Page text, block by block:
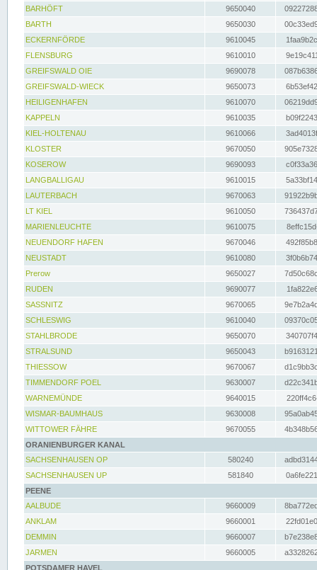
BARHÖFT
9650040
BARTH
9650030
ECKERNFÖRDE
9610045
FLENSBURG
9610010
GREIFSWALD OIE
9690078
GREIFSWALD-WIECK
9650073
HEILIGENHAFEN
9610070
KAPPELN
9610035
KIEL-HOLTENAU
9610066
KLOSTER
9670050
KOSEROW
9690093
LANGBALLIGAU
9610015
LAUTERBACH
9670063
LT KIEL
9610050
MARIENLEUCHTE
9610075
NEUENDORF HAFEN
9670046
NEUSTADT
9610080
Prerow
9650027
RUDEN
9690077
SASSNITZ
9670065
SCHLESWIG
9610040
STAHLBRODE
9650070
STRALSUND
9650043
THIESSOW
9670067
TIMMENDORF POEL
9630007
WARNEMÜNDE
9640015
WISMAR-BAUMHAUS
9630008
WITTOWER FÄHRE
9670055
ORANIENBURGER KANAL
SACHSENHAUSEN OP
580240
SACHSENHAUSEN UP
581840
PEENE
AALBUDE
9660009
ANKLAM
9660001
DEMMIN
9660007
JARMEN
9660005
POTSDAMER HAVEL